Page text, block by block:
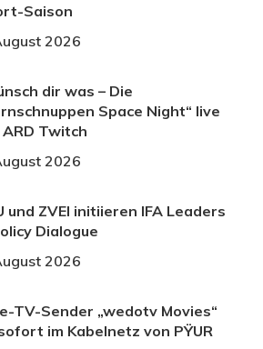
Saison
2026
dir was – Die
Space Night“ live
Twitch
2026
und ZVEI initiieren IFA Leaders
Dialogue
2026
TV-Sender „wedotv Movies“
im Kabelnetz von PŸUR